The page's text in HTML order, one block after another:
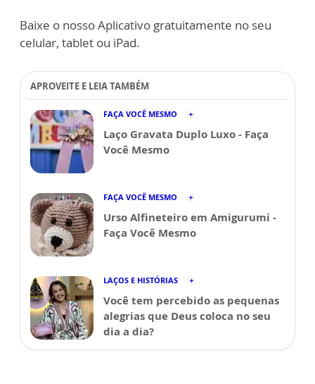
Baixe o nosso Aplicativo gratuitamente no seu
celular, tablet ou iPad.
APROVEITE E LEIA TAMBÉM
FAÇA VOCÊ MESMO
Laço Gravata Duplo Luxo - Faça
Você Mesmo
FAÇA VOCÊ MESMO
Urso Alfineteiro em Amigurumi -
Faça Você Mesmo
LAÇOS E HISTÓRIAS
Você tem percebido as pequenas
alegrias que Deus coloca no seu
dia a dia?